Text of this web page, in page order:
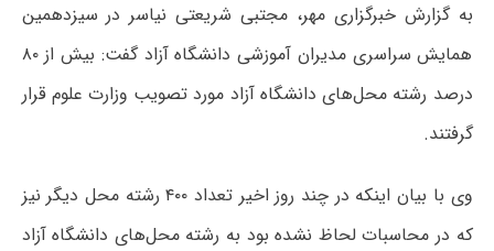
به گزارش خبرگزاری مهر، مجتبی شریعتی نیاسر در سیزدهمین
همایش سراسری مدیران آموزشی دانشگاه آزاد گفت: بیش از ۸۰
درصد رشته محل‌های دانشگاه آزاد مورد تصویب وزارت علوم قرار
گرفتند.
وی با بیان اینکه در چند روز اخیر تعداد ۴۰۰ رشته محل دیگر نیز
که در محاسبات لحاظ نشده بود به رشته محل‌های دانشگاه آزاد